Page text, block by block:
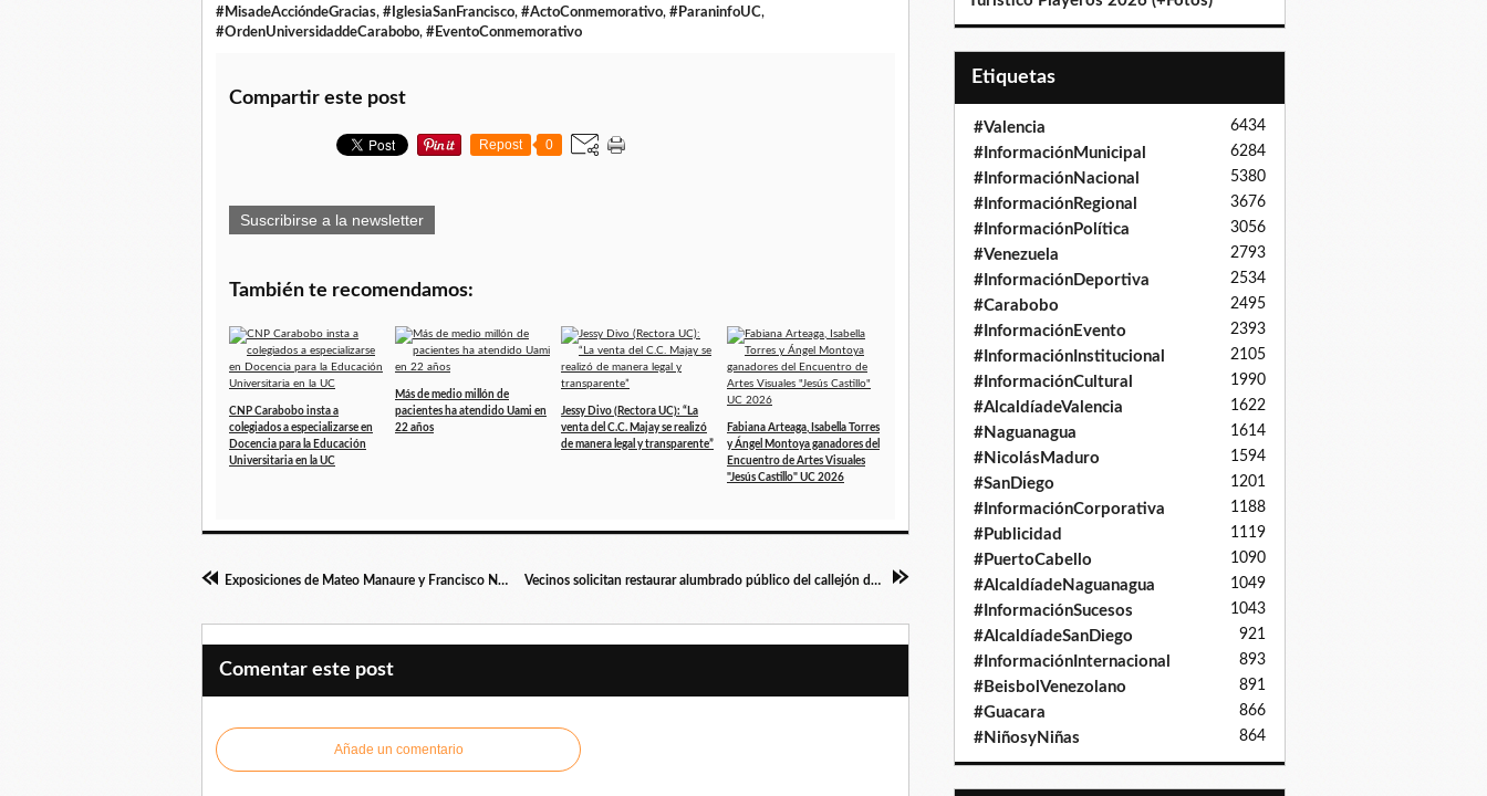
#MisadeAccióndeGracias, #IglesiaSanFrancisco, #ActoConmemorativo, #ParaninfoUC,
#OrdenUniversidaddeCarabobo, #EventoConmemorativo
Compartir este post
Repost 0
Suscribirse a la newsletter
También te recomendamos:
CNP Carabobo insta a
colegiados a especializarse en
Docencia para la Educación
Universitaria en la UC
Más de medio millón de
pacientes ha atendido Uami en
22 años
Jessy Divo (Rectora UC): “La
venta del C.C. Majay se realizó
de manera legal y transparente”
Fabiana Arteaga, Isabella Torres
y Ángel Montoya ganadores del
Encuentro de Artes Visuales
"Jesús Castillo" UC 2026
Exposiciones de Mateo Manaure y Francisco Narváez en los espacios de Reset Gallery Vecinos solicitan restaurar alumbrado público del callejón de la comunidad Próceres de la Patria en Valencia
Comentar este post
Añade un comentario
Etiquetas
#Valencia 6434
#InformaciónMunicipal 6284
#InformaciónNacional 5380
#InformaciónRegional 3676
#InformaciónPolítica 3056
#Venezuela 2793
#InformaciónDeportiva 2534
#Carabobo 2495
#InformaciónEvento 2393
#InformaciónInstitucional 2105
#InformaciónCultural 1990
#AlcaldíadeValencia 1622
#Naguanagua 1614
#NicolásMaduro 1594
#SanDiego 1201
#InformaciónCorporativa 1188
#Publicidad 1119
#PuertoCabello 1090
#AlcaldíadeNaguanagua 1049
#InformaciónSucesos 1043
#AlcaldíadeSanDiego 921
#InformaciónInternacional 893
#BeisbolVenezolano 891
#Guacara 866
#NiñosyNiñas 864